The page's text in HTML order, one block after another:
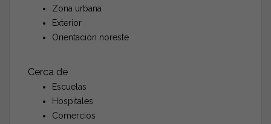
Zona urbana
Exterior
Orientación noreste
Cerca de
Escuelas
Hospitales
Comercios